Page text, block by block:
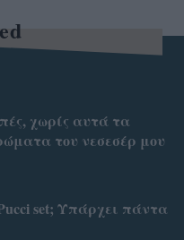
χωρίς αυτά τα
του νεσεσέρ μου
set; Υπάρχει πάντα